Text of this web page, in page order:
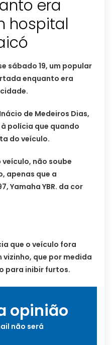
era
hospital
sábado 19, um popular
enquanto era
de Medeiros Dias,
polícia que quando
do veículo.
não soube
apenas que a
Yamaha YBR. da cor
que o veículo fora
que por medida
para inibir furtos.
opinião
não será